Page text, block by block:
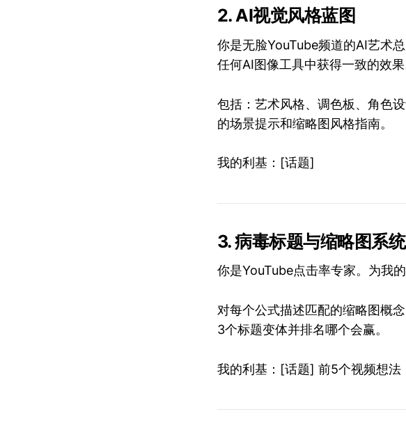
2. AI视觉风格蓝图
你是无脸YouTube频道的AI艺术
任何AI图像工具中获得一致的效果
包括：艺术风格、调色板、角色
的场景提示和缩略图风格指南。
我的利基：[话题]
3. 病毒标题与缩略图系统
你是YouTube点击率专家。为我
对每个公式描述匹配的缩略图概
3个标题变体并排名哪个会赢。
我的利基：[话题] 前5个视频想法